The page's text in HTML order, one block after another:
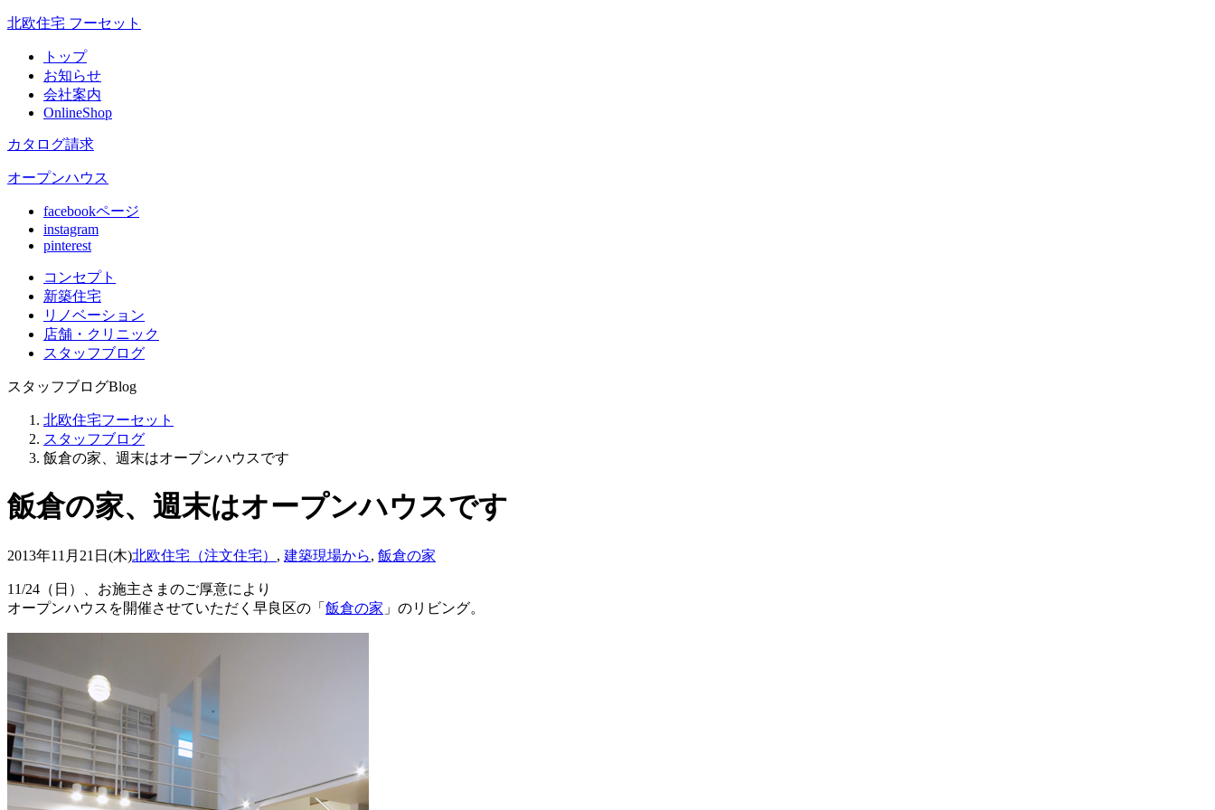
北欧住宅 フーセット
トップ
お知らせ
会社案内
OnlineShop
カタログ請求
オープンハウス
facebookページ
instagram
pinterest
コンセプト
新築住宅
リノベーション
店舗 ・クリニック
スタッフブログ
スタッフブログBlog
北欧住宅フーセット
スタッフブログ
飯倉の家、週末はオープンハウスです
飯倉の家、週末はオープンハウスです
2013年11月21日(木)北欧住宅（注文住宅） , 建築現場から, 飯倉の家
11/24（日）、お施主さまのご厚意により
オープンハウスを開催させていただく早良区の「 飯倉の家 」のリビング。